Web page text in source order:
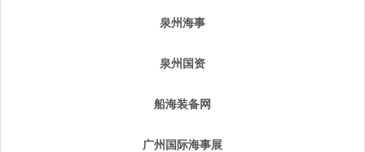
泉州海事
泉州国资
船海装备网
广州国际海事展